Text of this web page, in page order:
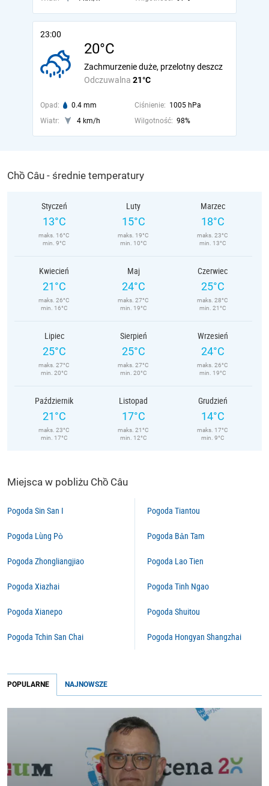
23:00
20°C
Odczuwalna 21°C
Zachmurzenie duże, przelotny deszcz
Opad: 0.4 mm Ciśnienie: 1005 hPa
Wiatr:
4 km/h Wilgotność: 98%
Chồ Câu - średnie temperatury
Styczeń
13°C
maks. 16°C
min. 9°C
Luty
15°C
maks. 19°C
min. 10°C
Marzec
18°C
maks. 23°C
min. 13°C
Kwiecień
21°C
maks. 26°C
min. 16°C
Maj
24°C
maks. 27°C
min. 19°C
Czerwiec
25°C
maks. 28°C
min. 21°C
Lipiec
25°C
maks. 27°C
min. 20°C
Sierpień
25°C
maks. 27°C
min. 20°C
Wrzesień
24°C
maks. 26°C
min. 19°C
Październik
21°C
maks. 23°C
min. 17°C
Listopad
17°C
maks. 21°C
min. 12°C
Grudzień
14°C
maks. 17°C
min. 9°C
Miejsca w pobliżu Chồ Câu
Pogoda Sin San I
Pogoda Lùng Pò
Pogoda Zhongliangjiao
Pogoda Xiazhai
Pogoda Xianepo
Pogoda Tchin San Chai
Pogoda Tiantou
Pogoda Bản Tam
Pogoda Lao Tien
Pogoda Tinh Ngao
Pogoda Shuitou
Pogoda Hongyan Shangzhai
POPULARNE NAJNOWSZE